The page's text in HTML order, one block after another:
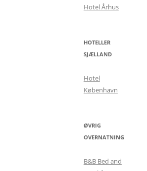
Hotel Århus
HOTELLER
SJÆLLAND
Hotel
København
ØVRIG
OVERNATNING
B&B Bed and